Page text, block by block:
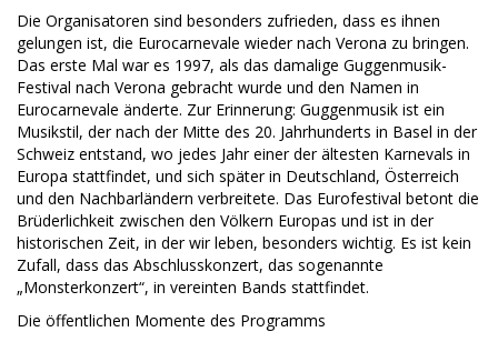
Die Organisatoren sind besonders zufrieden, dass es ihnen
gelungen ist, die Eurocarnevale wieder nach Verona zu bringen.
Das erste Mal war es 1997, als das damalige Guggenmusik-
Festival nach Verona gebracht wurde und den Namen in
Eurocarnevale änderte. Zur Erinnerung: Guggenmusik ist ein
Musikstil, der nach der Mitte des 20. Jahrhunderts in Basel in der
Schweiz entstand, wo jedes Jahr einer der ältesten Karnevals in
Europa stattfindet, und sich später in Deutschland, Österreich
und den Nachbarländern verbreitete. Das Eurofestival betont die
Brüderlichkeit zwischen den Völkern Europas und ist in der
historischen Zeit, in der wir leben, besonders wichtig. Es ist kein
Zufall, dass das Abschlusskonzert, das sogenannte
„Monsterkonzert“, in vereinten Bands stattfindet.
Die öffentlichen Momente des Programms